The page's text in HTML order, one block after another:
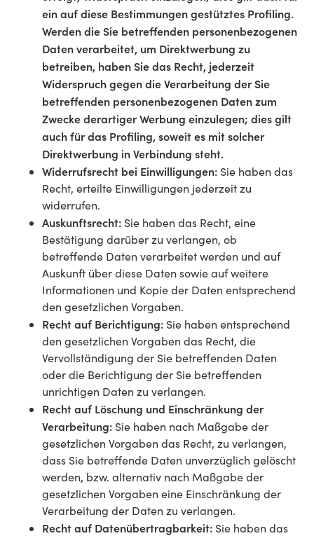
ein auf diese Bestimmungen gestütztes Profiling.
Werden die Sie betreffenden personenbezogenen
Daten verarbeitet, um Direktwerbung zu
betreiben, haben Sie das Recht, jederzeit
Widerspruch gegen die Verarbeitung der Sie
betreffenden personenbezogenen Daten zum
Zwecke derartiger Werbung einzulegen; dies gilt
auch für das Profiling, soweit es mit solcher
Direktwerbung in Verbindung steht.
Widerrufsrecht bei Einwilligungen: Sie haben das
Recht, erteilte Einwilligungen jederzeit zu
widerrufen.
Auskunftsrecht: Sie haben das Recht, eine
Bestätigung darüber zu verlangen, ob
betreffende Daten verarbeitet werden und auf
Auskunft über diese Daten sowie auf weitere
Informationen und Kopie der Daten entsprechend
den gesetzlichen Vorgaben.
Recht auf Berichtigung: Sie haben entsprechend
den gesetzlichen Vorgaben das Recht, die
Vervollständigung der Sie betreffenden Daten
oder die Berichtigung der Sie betreffenden
unrichtigen Daten zu verlangen.
Recht auf Löschung und Einschränkung der
Verarbeitung: Sie haben nach Maßgabe der
gesetzlichen Vorgaben das Recht, zu verlangen,
dass Sie betreffende Daten unverzüglich gelöscht
werden, bzw. alternativ nach Maßgabe der
gesetzlichen Vorgaben eine Einschränkung der
Verarbeitung der Daten zu verlangen.
Recht auf Datenübertragbarkeit: Sie haben das